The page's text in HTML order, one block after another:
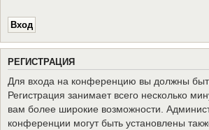
РЕГИСТРАЦИЯ
Для входа на конференцию вы должны
Регистрация занимает всего несколько
вам более широкие возможности.
конференции могут быть установлены